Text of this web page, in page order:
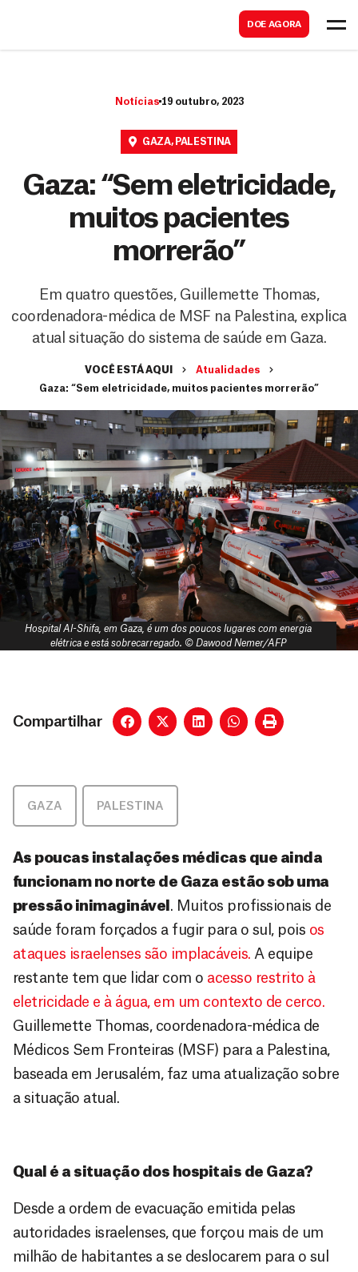
DOE AGORA
Notícias 19 outubro, 2023
GAZA, PALESTINA
Gaza: “Sem eletricidade,
muitos pacientes
morrerão”
Em quatro questões, Guillemette Thomas,
coordenadora-médica de MSF na Palestina, explica
atual situação do sistema de saúde em Gaza.
VOCÊ ESTÁ AQUI
Atualidades
Gaza: “Sem eletricidade, muitos pacientes morrerão”
Hospital Al-Shifa, em Gaza, é um dos poucos lugares com energia
elétrica e está sobrecarregado. © Dawood Nemer/AFP
Compartilhar
GAZA PALESTINA
As poucas instalações médicas que ainda
funcionam no norte de Gaza estão sob uma
pressão inimaginável . Muitos profissionais de
saúde foram forçados a fugir para o sul, pois os
ataques israelenses são implacáveis. A equipe
restante tem que lidar com o acesso restrito à
eletricidade e à água, em um contexto de cerco.
Guillemette Thomas, coordenadora-médica de
Médicos Sem Fronteiras (MSF) para a Palestina,
baseada em Jerusalém, faz uma atualização sobre
a situação atual.
Qual é a situação dos hospitais de Gaza?
Desde a ordem de evacuação emitida pelas
autoridades israelenses, que forçou mais de um
milhão de habitantes a se deslocarem para o sul
a
r